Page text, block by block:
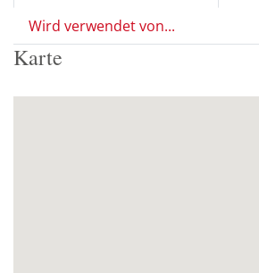
Wird verwendet von...
Karte